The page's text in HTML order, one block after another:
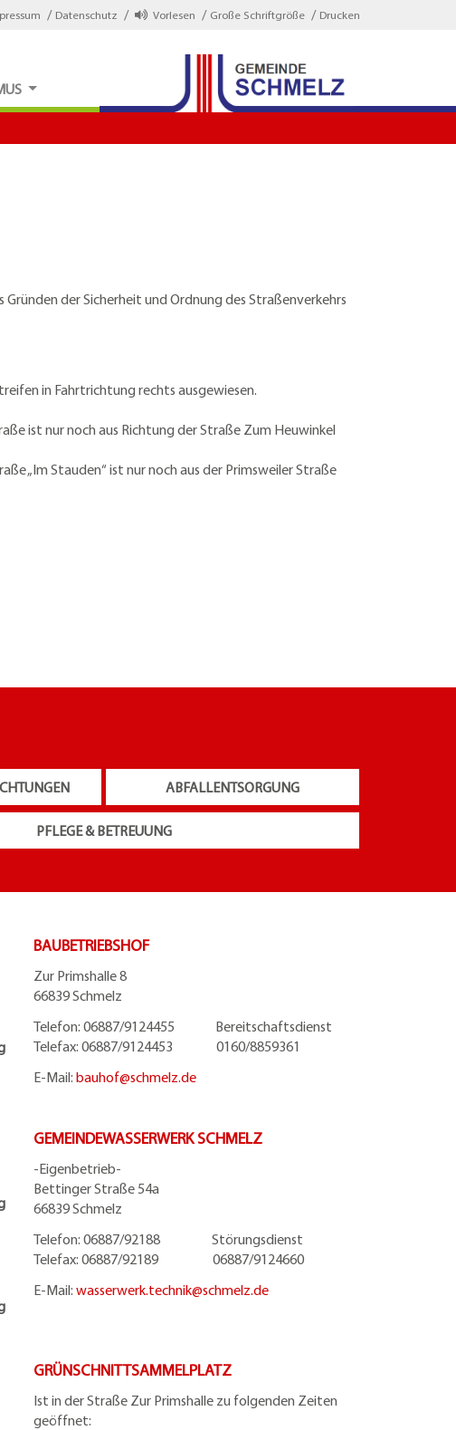
Datenschutz Vorlesen Große Schriftgröße Drucken
der Sicherheit und Ordnung des Straßenverkehrs
in Fahrtrichtung rechts ausgewiesen.
ist nur noch aus Richtung der Straße Zum Heuwinkel
„Im Stauden“ ist nur noch aus der Primsweiler Straße
ABFALLENTSORGUNG
PFLEGE & BETREUUNG
BAUBETRIEBSHOF
Zur Primshalle 8
66839 Schmelz
Telefon: 06887/9124455 Bereitschaftsdienst
Telefax: 06887/9124453 0160/8859361
E-Mail: bauhof@schmelz.de
GEMEINDEWASSERWERK SCHMELZ
-Eigenbetrieb-
Bettinger Straße 54a
66839 Schmelz
Telefon: 06887/92188 Störungsdienst
Telefax: 06887/92189 06887/9124660
E-Mail: wasserwerk.technik@schmelz.de
GRÜNSCHNITTSAMMELPLATZ
Ist in der Straße Zur Primshalle zu folgenden Zeiten
geöffnet: